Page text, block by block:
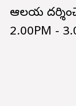
ఆలయ
2.00PM -